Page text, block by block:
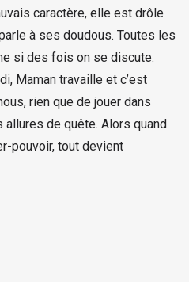
caractère, elle est drôle
à ses doudous. Toutes les
si des fois on se discute.
Maman travaille et c’est
rien que de jouer dans
allures de quête. Alors quand
pouvoir, tout devient